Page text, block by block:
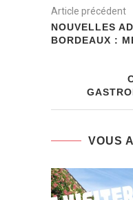
Article précédent
NOUVELLES
BORDEAUX :
VOUS